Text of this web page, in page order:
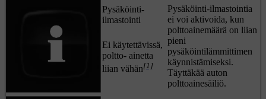
Pysäköinti-
ilmastointi
Ei käytettävissä,
poltto- ainetta
liian vähän[1]
Pysäköinti-ilmastointia
ei voi aktivoida, kun
polttoainemäärä on liian
pieni
pysäköintilämmittimen
käynnistämiseksi.
Täyttäkää auton
polttoainesäiliö.